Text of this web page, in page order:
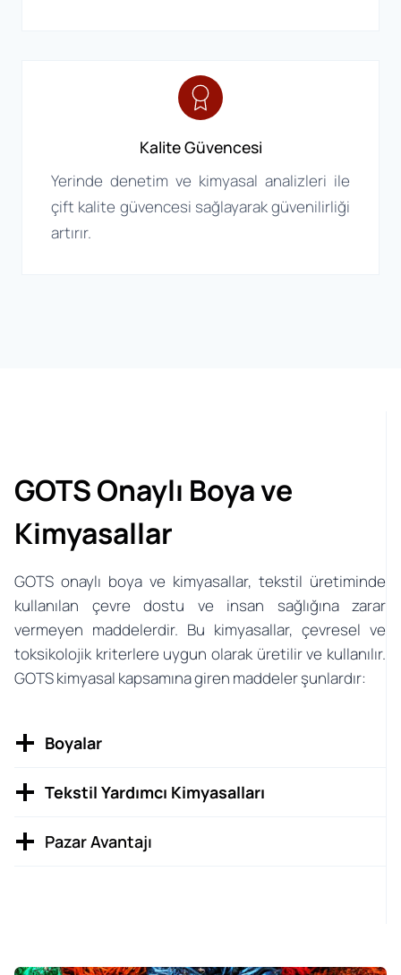
Kalite Güvencesi
Yerinde denetim ve kimyasal analizleri ile
çift kalite güvencesi sağlayarak güvenilirliği
artırır.
GOTS Onaylı Boya ve
Kimyasallar
GOTS onaylı boya ve kimyasallar, tekstil üretiminde
kullanılan çevre dostu ve insan sağlığına zarar
vermeyen maddelerdir. Bu kimyasallar, çevresel ve
toksikolojik kriterlere uygun olarak üretilir ve kullanılır.
GOTS kimyasal kapsamına giren maddeler şunlardır:
Boyalar
Tekstil Yardımcı Kimyasalları
Pazar Avantajı